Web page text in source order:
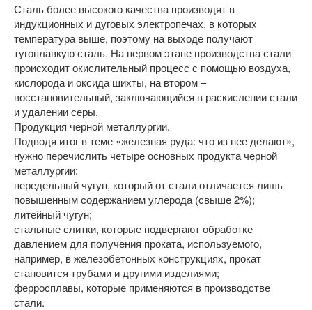
Сталь более высокого качества производят в
индукционных и дуговых электропечах, в которых
температура выше, поэтому на выходе получают
тугоплавкую сталь. На первом этапе производства стали
происходит окислительный процесс с помощью воздуха,
кислорода и оксида шихты, на втором –
восстановительный, заключающийся в раскислении стали
и удалении серы.
Продукция черной металлургии.
Подводя итог в теме «железная руда: что из нее делают»,
нужно перечислить четыре основных продукта черной
металлургии:
передельный чугун, который от стали отличается лишь
повышенным содержанием углерода (свыше 2%);
литейный чугун;
стальные слитки, которые подвергают обработке
давлением для получения проката, используемого,
например, в железобетонных конструкциях, прокат
становится трубами и другими изделиями;
ферросплавы, которые применяются в производстве
стали.